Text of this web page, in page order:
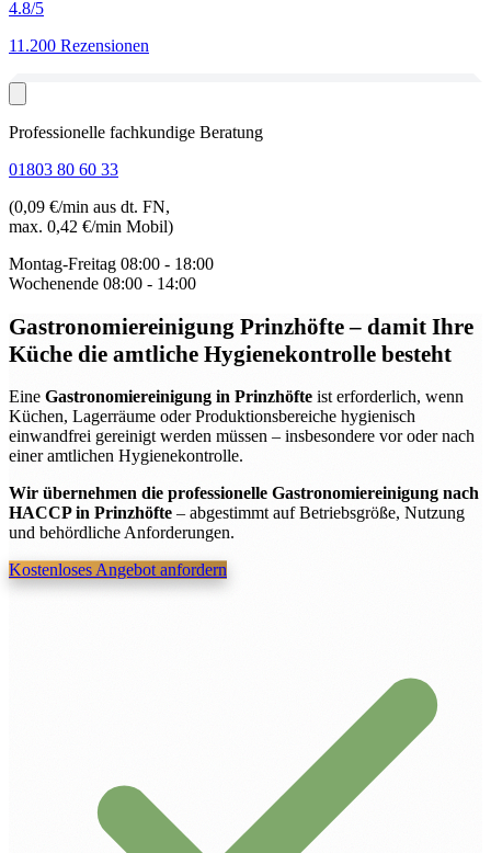
4.8/5
11.200 Rezensionen
Professionelle fachkundige Beratung
01803 80 60 33
(0,09 €/min aus dt. FN,
max. 0,42 €/min Mobil)
Montag-Freitag 08:00 - 18:00
Wochenende 08:00 - 14:00
Gastronomiereinigung Prinzhöfte– damit Ihre
Küche die amtliche Hygienekontrolle besteht
Eine Gastronomiereinigung in Prinzhöfte ist erforderlich, wenn
Küchen, Lagerräume oder Produktionsbereiche hygienisch
einwandfrei gereinigt werden müssen – insbesondere vor oder nach
einer amtlichen Hygienekontrolle.
Wir übernehmen die professionelle Gastronomiereinigung nach
HACCP in Prinzhöfte– abgestimmt auf Betriebsgröße, Nutzung
und behördliche Anforderungen.
Kostenloses Angebot anfordern